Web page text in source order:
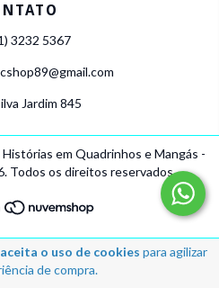
o uso de cookies para agilizar
de compra.
3232 5367
Jardim 845
em Quadrinhos e Mangás -
Todos os direitos reservados.